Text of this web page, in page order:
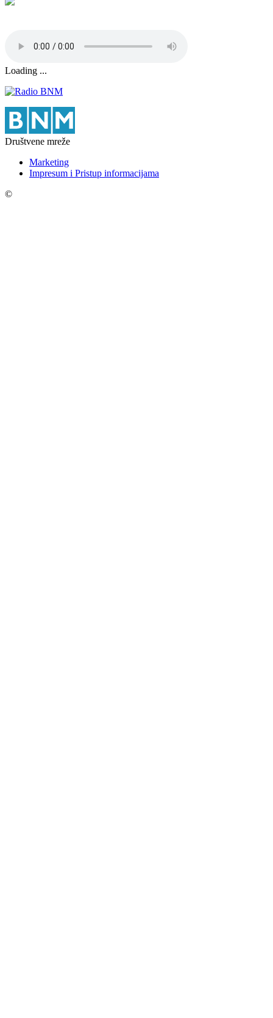
Loading ...
Društvene mreže
Marketing
Impresum i Pristup informacijama
©